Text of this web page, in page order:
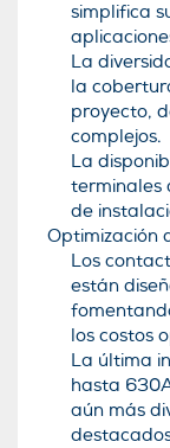
simplifica
La
la
proyecto,
complejos.
La
terminales
de
Optimización
Los
están
los costos
La última
hasta
aún más